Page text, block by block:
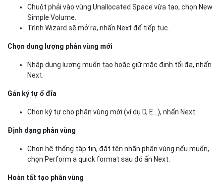
Chuột phải vào vùng Unallocated Space vừa tạo, chọn New
Simple Volume.
Trình Wizard sẽ mở ra, nhấn Next để tiếp tục.
Chọn dung lượng phân vùng mới
Nhập dung lượng muốn tạo hoặc giữ mặc định tối đa, nhấn
Next.
Gán ký tự ổ đĩa
Chọn ký tự cho phân vùng mới (ví dụ D, E...), nhấn Next.
Định dạng phân vùng
Chọn hệ thống tập tin, đặt tên nhãn phân vùng nếu muốn,
chọn Perform a quick format sau đó ấn Next.
Hoàn tất tạo phân vùng